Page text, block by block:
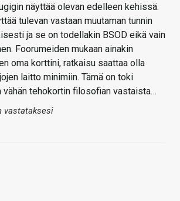
näyttää olevan edelleen kehissä.
tulevan vastaan muutaman tunnin
ja se on todellakin BSOD eikä vain
Foorumeiden mukaan ainakin
oma korttini, ratkaisu saattaa olla
laitto minimiin. Tämä on toki
vähän tehokortin filosofian vastaista…
vastataksesi